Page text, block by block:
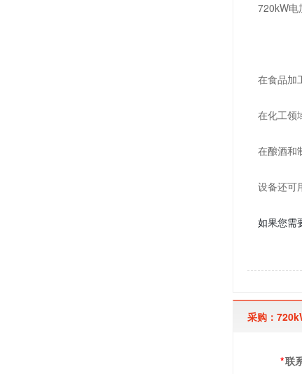
720kW电
在食品加
在化工领
在酿酒和
设备还可
如果您需
采购：
*联